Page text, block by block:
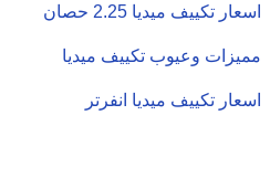
اسعار تكييف ميديا 2.25 حصان
مميزات وعيوب تكييف ميديا
اسعار تكييف ميديا انفرتر